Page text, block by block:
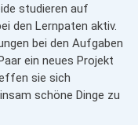
studieren auf
den Lernpaten aktiv.
bei den Aufgaben
ein neues Projekt
sie sich
schöne Dinge zu